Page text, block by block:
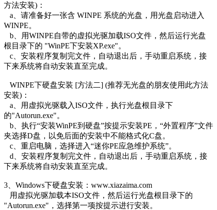
方法安装)：
a、请准备好一张含 WINPE 系统的光盘，用光盘启动进入
WINPE。
b、用WINPE自带的虚拟光驱加载ISO文件，然后运行光盘
根目录下的 "WinPE下安装XP.exe"。
c、安装程序复制完文件，自动退出后，手动重启系统，接
下来系统将自动安装直至完成。
WINPE下硬盘安装 [方法二] (推荐无光盘的朋友使用此方法
安装)：
a、用虚拟光驱载入ISO文件，执行光盘根目录下
的"Autorun.exe"。
b、执行“安装WinPE到硬盘”按提示安装PE，“外置程序”文件
夹选择D盘，以免后面的安装中不能格式化C盘。
c、重启电脑，选择进入“迷你PE应急维护系统”。
d、安装程序复制完文件，自动退出后，手动重启系统，接
下来系统将自动安装直至完成。
3、Windows下硬盘安装：www.xiazaima.com
用虚拟光驱加载本ISO文件，然后运行光盘根目录下的
"Autorun.exe"，选择第一项按提示进行安装。